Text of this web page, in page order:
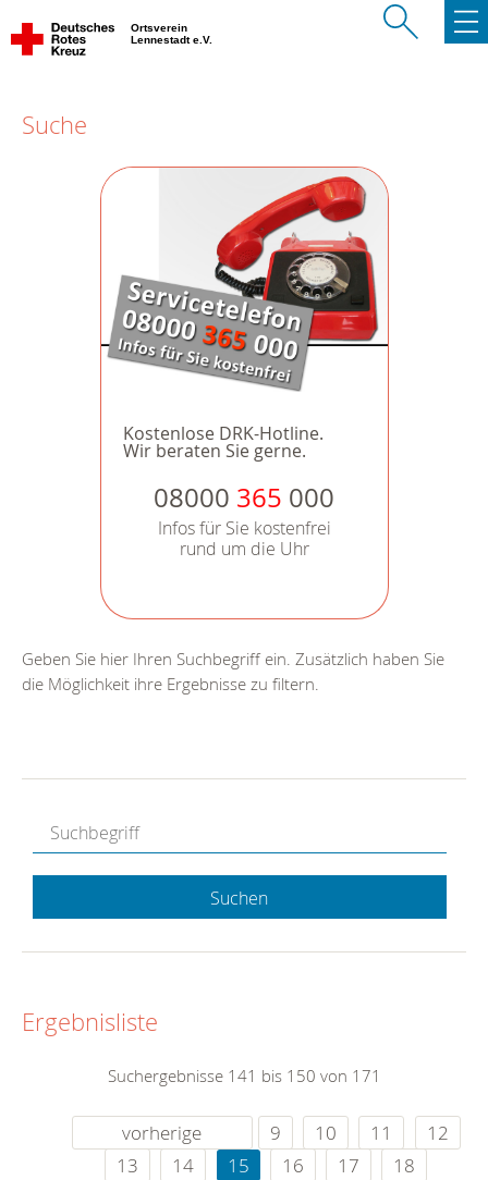
Ortsverein
Lennestadt e.V.
Suche
Kostenlose DRK-Hotline.
Wir beraten Sie gerne.
08000 365 000
Infos für Sie kostenfrei
rund um die Uhr
Geben Sie hier Ihren Suchbegriff ein. Zusätzlich haben Sie
die Möglichkeit ihre Ergebnisse zu filtern.
Suchen
Ergebnisliste
Suchergebnisse 141 bis 150 von 171
vorherige 9 10 11
12
13
14 15 16 17
18